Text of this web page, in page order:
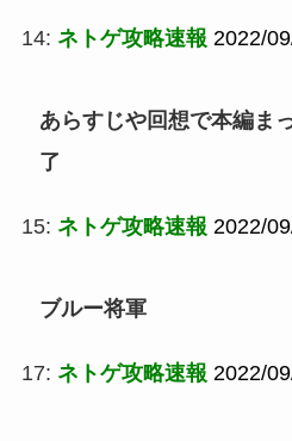
14: ネトゲ攻略速報 2022/
あらすじや回想で本編ま
了
15: ネトゲ攻略速報 2022/
ブルー将軍
17: ネトゲ攻略速報 2022/